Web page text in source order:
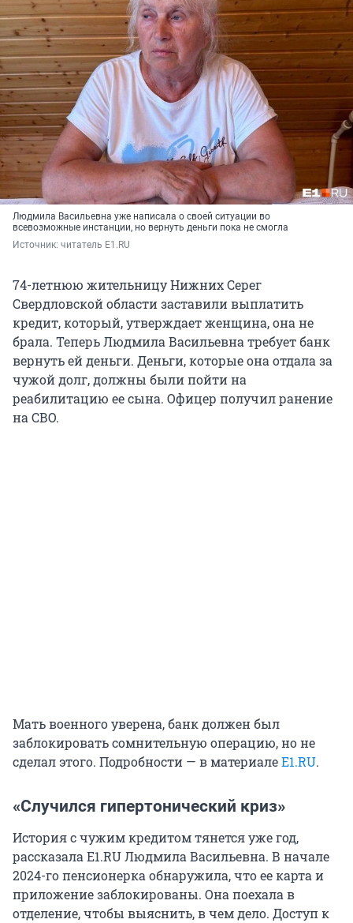
Людмила Васильевна уже написала о своей ситуации во
всевозможные инстанции, но вернуть деньги пока не смогла
Источник: читатель E1.RU
74-летнюю жительницу Нижних Серег
Свердловской области заставили выплатить
кредит, который, утверждает женщина, она не
брала. Теперь Людмила Васильевна требует банк
вернуть ей деньги. Деньги, которые она отдала за
чужой долг, должны были пойти на
реабилитацию ее сына. Офицер получил ранение
на СВО.
Мать военного уверена, банк должен был
заблокировать сомнительную операцию, но не
сделал этого. Подробности — в материалеЕ1.RU.
«Случился гипертонический криз»
История с чужим кредитом тянется уже год,
рассказала E1.RU Людмила Васильевна. В начале
2024-го пенсионерка обнаружила, что ее карта и
приложение заблокированы. Она поехала в
отделение, чтобы выяснить, в чем дело. Доступ к